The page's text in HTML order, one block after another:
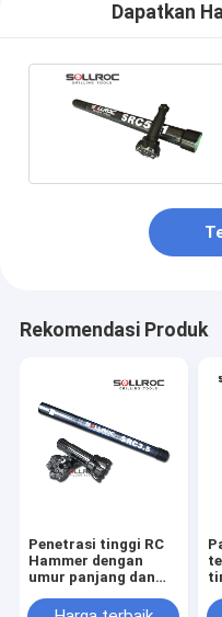
Dapatkan
Rekomendasi Produk
Penetrasi tinggi RC
Hammer dengan
umur panjang dan
pengeboran sirkulasi